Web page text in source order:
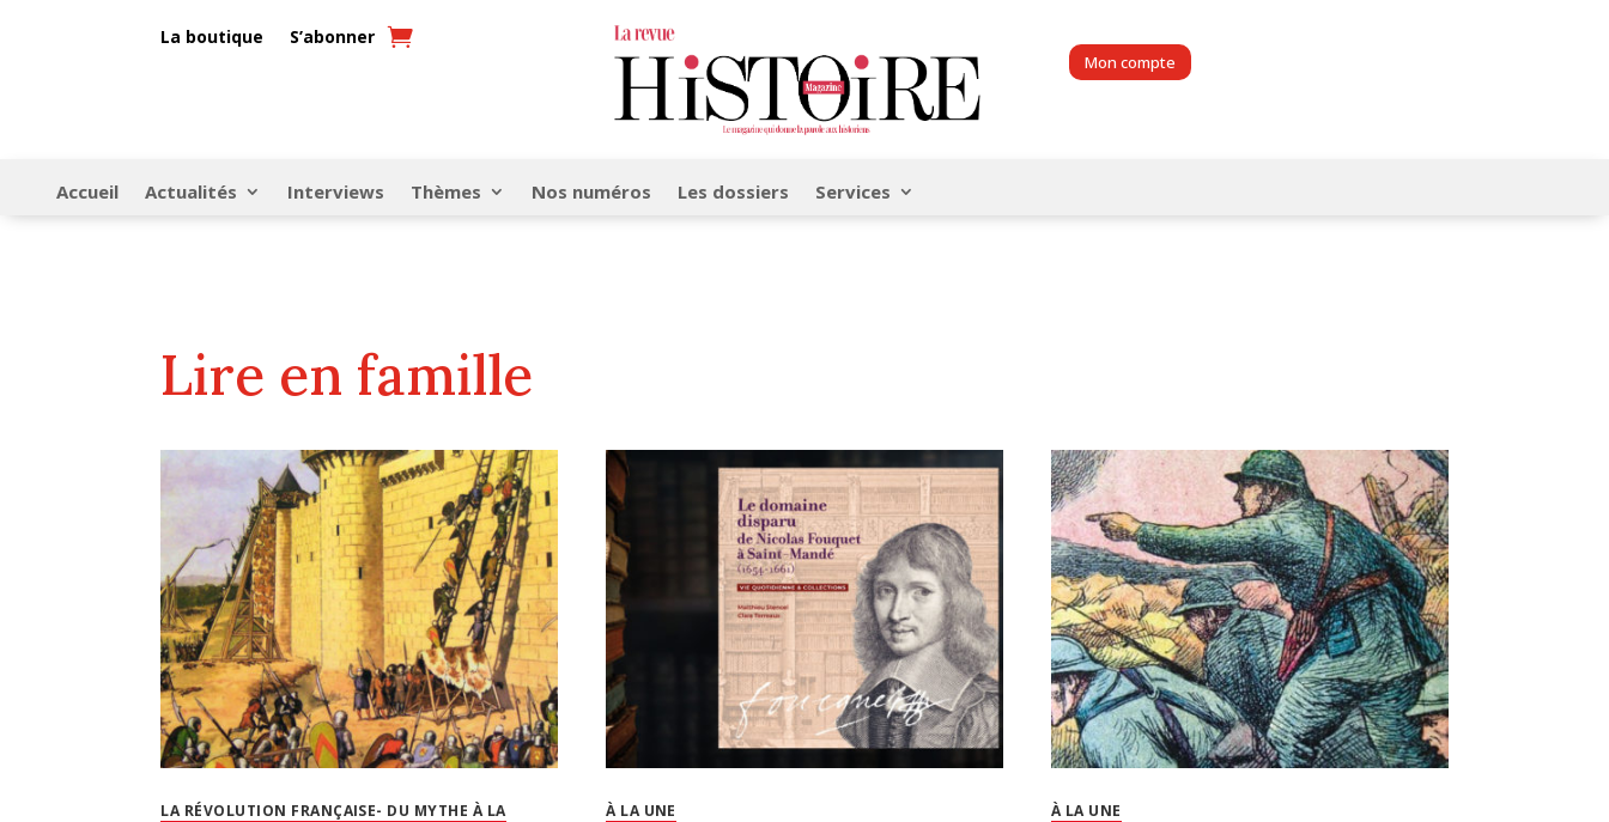
La boutique S’abonner
Mon compte
Accueil Actualités Interviews Thèmes Nos numéros Les dossiers Services
Lire en famille
LA RÉVOLUTION FRANÇAISE- DU MYTHE À LA
À LA UNE À LA UNE